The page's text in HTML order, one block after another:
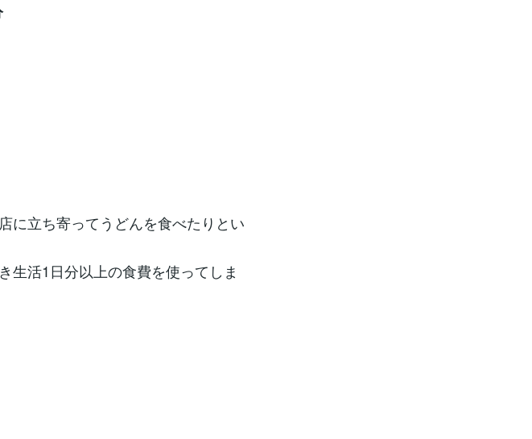
に立ち寄ってうどんを食べたりとい
生活1日分以上の食費を使ってしま